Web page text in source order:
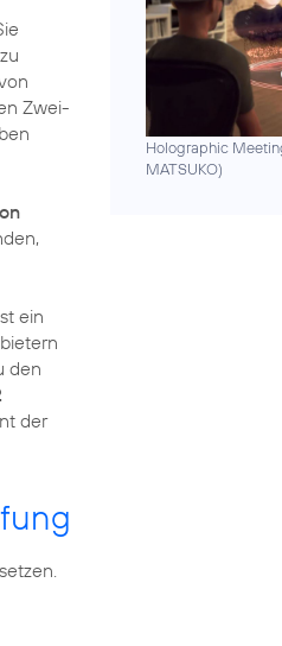
Zwei-
ein
den
der
Holographic
MATSUKO)